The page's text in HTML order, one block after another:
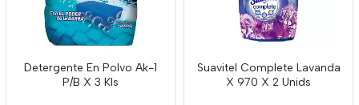
Detergente En Polvo Ak-1
P/B X 3 Kls
Suavitel Complete Lavanda
X 970 X 2 Unids